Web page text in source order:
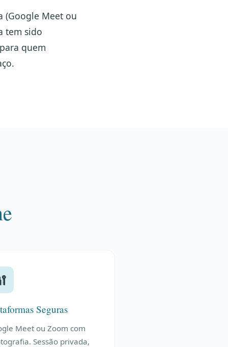
(Google Meet ou
tem sido
quem
Seguras
Meet ou Zoom com
Sessão privada,